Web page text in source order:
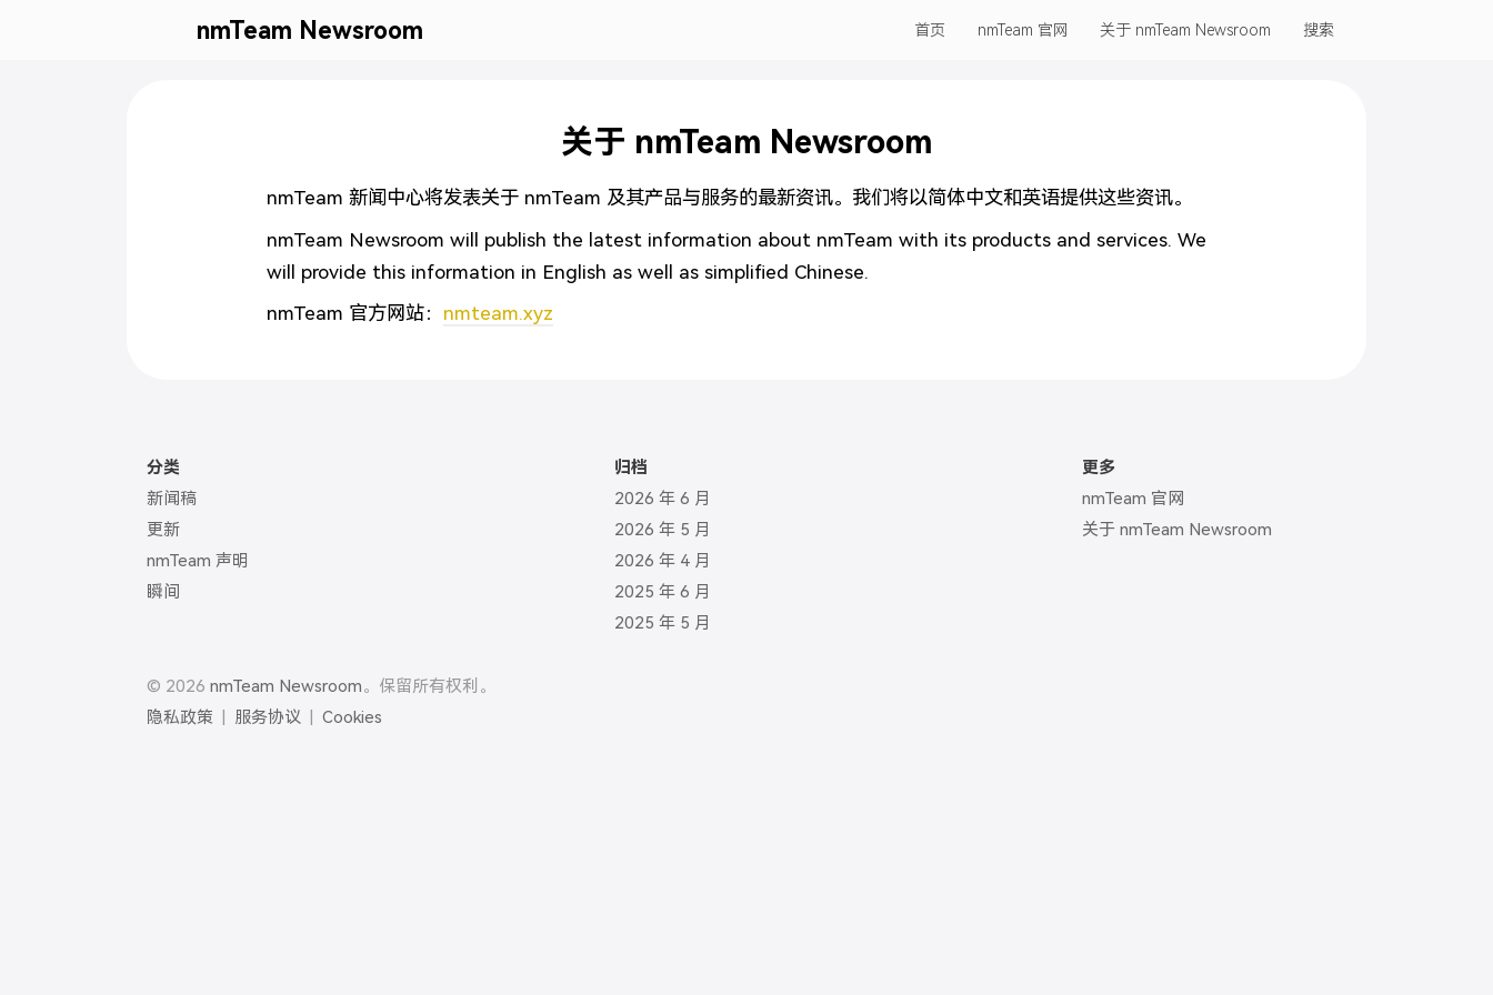
nmTeam Newsroom 首页 nmTeam 官网 关于 nmTeam Newsroom 搜索
关于 nmTeam Newsroom
nmTeam 新闻中心将发表关于 nmTeam 及其产品与服务的最新资讯。我们将以简体中文和英语提供这些资讯。
nmTeam Newsroom will publish the latest information about nmTeam with its products and services. We
will provide this information in English as well as simplified Chinese.
nmTeam 官方网站： nmteam.xyz
分类
新闻稿
更新
nmTeam 声明
瞬间
归档
2026 年 6 月
2026 年 5 月
2026 年 4 月
2025 年 6 月
2025 年 5 月
更多
nmTeam 官网
关于 nmTeam Newsroom
© 2026 nmTeam Newsroom。保留所有权利。
隐私政策
服务协议 Cookies